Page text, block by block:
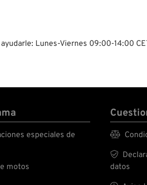
Lunes-Viernes 09:00-14:00
especiales de
motos


datos